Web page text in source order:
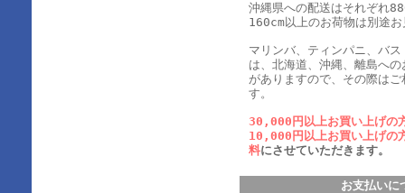
沖縄県への配送はそれぞれ
160cm以上のお荷物は別途
マリンバ、ティンパニ、バ
は、北海道、沖縄、離島へ
がありますので、その際は
す。
30,000円以上お買い上げの
10,000円以上お買い上げの
料にさせていただきます。
お支払いに